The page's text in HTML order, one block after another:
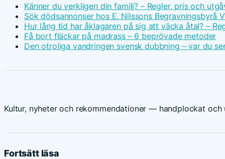
Känner du verkligen din familj? – Regler, pris och
Sök dödsannonser hos E. Nilssons Begravningsbyrå
Hur lång tid har åklagaren på sig att väcka åtal? –
Få bort fläckar på madrass – 6 beprövade metoder
Den otroliga vandringen svensk dubbning – var du
Kultur, nyheter och rekommendationer — handplockat
Fortsätt läsa